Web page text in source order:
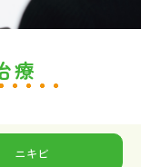
療
ニキビ